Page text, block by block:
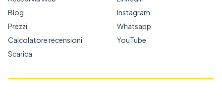
Blog
Prezzi
Calcolatore recensioni
Scarica
Instagram
Whatsapp
YouTube